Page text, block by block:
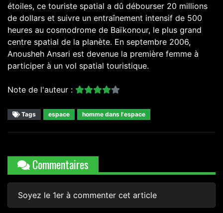
étoiles, ce touriste spatial a dû débourser 20 millions
de dollars et suivre un entraînement intensif de 500
heures au cosmodrome de Baïkonour, le plus grand
centre spatial de la planète. En septembre 2006,
Anousheh Ansari est devenue la première femme à
participer à un vol spatial touristique.
Note de l'auteur :
Tags espace homme dans l'espace
Commentaires
Soyez le 1er à commenter cet article